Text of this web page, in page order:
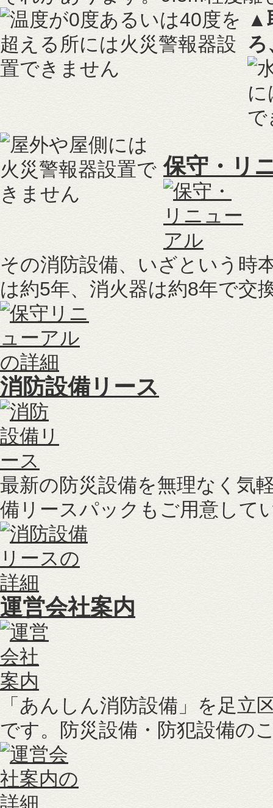
▲
保守・リ
その消防設備、いざという時
は約5年、消火器は約8年で交
消防設備リース
最新の防災設備を無理なく気
備リースパックもご用意して
運営会社案内
「あんしん消防設備」を足
です。防災設備・防犯設備の